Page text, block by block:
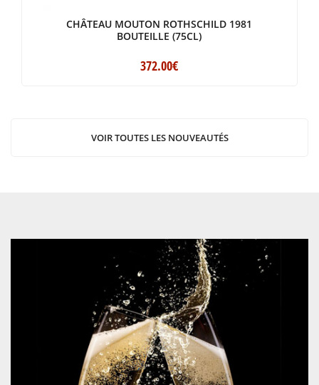
CHÂTEAU MOUTON ROTHSCHILD 1981
BOUTEILLE (75CL)
372.00€
VOIR TOUTES LES NOUVEAUTÉS